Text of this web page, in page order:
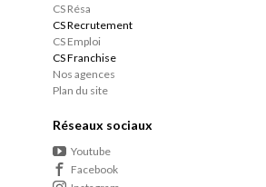
CS Résa
CS Recrutement
CS Emploi
CS Franchise
Nos agences
Plan du site
Réseaux sociaux
Youtube
Facebook